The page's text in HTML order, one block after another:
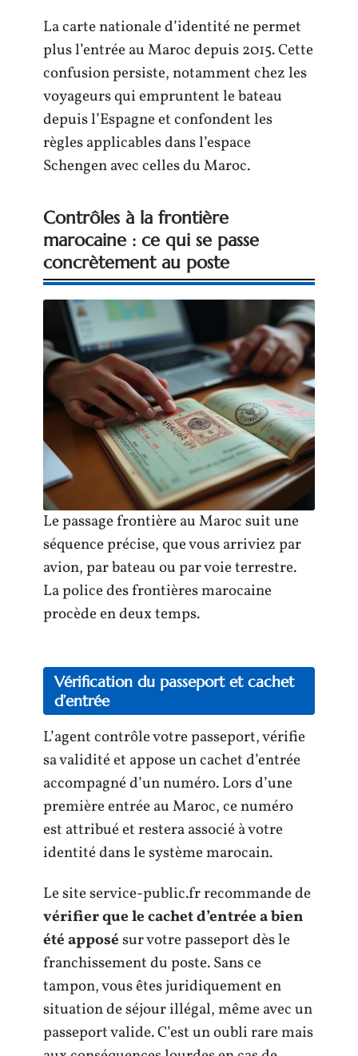
La carte nationale d’identité ne permet
plus l’entrée au Maroc depuis 2015. Cette
confusion persiste, notamment chez les
voyageurs qui empruntent le bateau
depuis l’Espagne et confondent les
règles applicables dans l’espace
Schengen avec celles du Maroc.
Contrôles à la frontière
marocaine : ce qui se passe
concrètement au poste
Le passage frontière au Maroc suit une
séquence précise, que vous arriviez par
avion, par bateau ou par voie terrestre.
La police des frontières marocaine
procède en deux temps.
Vérification du passeport et cachet
d’entrée
L’agent contrôle votre passeport, vérifie
sa validité et appose un cachet d’entrée
accompagné d’un numéro. Lors d’une
première entrée au Maroc, ce numéro
est attribué et restera associé à votre
identité dans le système marocain.
Le site service-public.fr recommande de
vérifier que le cachet d’entrée a bien
été apposésur votre passeport dès le
franchissement du poste. Sans ce
tampon, vous êtes juridiquement en
situation de séjour illégal, même avec un
passeport valide. C’est un oubli rare mais